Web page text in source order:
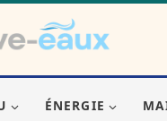
ÉNERGIE